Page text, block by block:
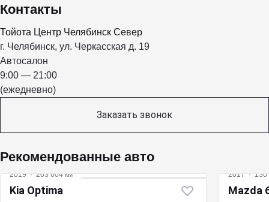
Контакты
Тойота Центр Челябинск Север
г. Челябинск, ул. Черкасская д. 19
Автосалон
9:00 — 21:00
(ежедневно)
Заказать звонок
Рекомендованные авто
2019 · 203 604 км
Kia Optima
2017 ·
Mazda